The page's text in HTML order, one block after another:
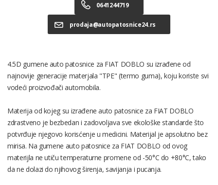
0641244719
prodaja@autopatosnice24.rs
4.5D gumene auto patosnice za FIAT DOBLO su izrađene od
najnovije generacije materjala "TPE" (termo guma), koju koriste svi
vodeći proizvođači automobila.
Materija od kojeg su izrađene auto patosnice za FIAT DOBLO
zdrastveno je bezbedan i zadovoljava sve ekološke standarde što
potvrđuje njegovo korisćenje u medicini. Materijal je apsolutno bez
mirisa. Na gumene auto patosnice za FIAT DOBLO od ovog
materijla ne utiču temperaturne promene od -50°C do +80°C, tako
da ne dolazi do njihovog širenja, savijanja i pucanja.